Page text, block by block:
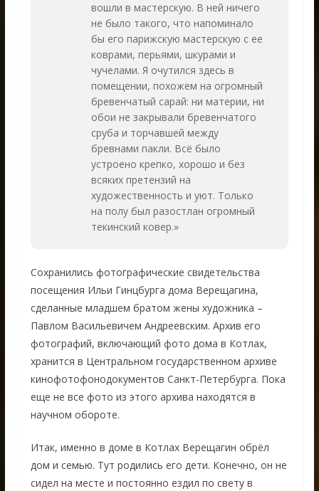
вошли в мастерскую. В ней ничего
не было такого, что напоминало
бы его парижскую мастерскую с ее
коврами, перьями, шкурами и
чучелами. Я очутился здесь в
помещении, похожем на огромный
бревенчатый сарай: ни материи, ни
обои не закрывали бревенчатого
сруба и торчавшей между
бревнами пакли. Всё было
устроено крепко, хорошо и без
всяких претензий на
художественность и уют. Только
на полу был разостлан огромный
текинский ковер.»
Сохранились фотографические свидетельства
посещения Ильи Гинцбурга дома Верещагина,
сделанные младшем братом жены художника –
Павлом Васильевичем Андреевским. Архив его
фотографий, включающий фото дома в Котлах,
хранится в Центральном государственном архиве
кинофотофонодокументов Санкт-Петербурга. Пока
еще не все фото из этого архива находятся в
научном обороте.
Итак, именно в доме в Котлах Верещагин обрёл
дом и семью. Тут родились его дети. Конечно, он не
сидел на месте и постоянно ездил по свету в